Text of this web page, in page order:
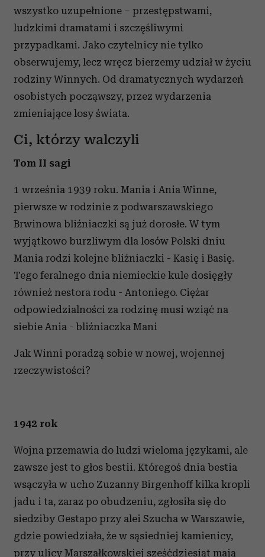
wszystko uzupełnione – przestępstwami,
ludzkimi dramatami i szczęśliwymi
przypadkami. Jako czytelnicy nie tylko
obserwujemy, lecz wręcz bierzemy udział w życiu
rodziny Winnych. Od dramatycznych wydarzeń
osobistych począwszy, przez wydarzenia
zmieniające losy świata.
Ci, którzy walczyli
Tom II sagi
1 września 1939 roku. Mania i Ania Winne,
pierwsze w rodzinie z podwarszawskiego
Brwinowa bliźniaczki są już dorosłe. W tym
wyjątkowo burzliwym dla losów Polski dniu
Mania rodzi kolejne bliźniaczki - Kasię i Basię.
Tego feralnego dnia niemieckie kule dosięgły
również nestora rodu - Antoniego. Ciężar
odpowiedzialności za rodzinę musi wziąć na
siebie Ania - bliźniaczka Mani
Jak Winni poradzą sobie w nowej, wojennej
rzeczywistości?
1942 rok
Wojna przemawia do ludzi wieloma językami, ale
zawsze jest to głos bestii. Któregoś dnia bestia
wsączyła w ucho Zuzanny Birgenhoff kilka kropli
jadu i ta, zaraz po obudzeniu, zgłosiła się do
siedziby Gestapo przy alei Szucha w Warszawie,
gdzie powiedziała, że w sąsiedniej kamienicy,
przy ulicy Marszałkowskiej sześćdziesiąt mają